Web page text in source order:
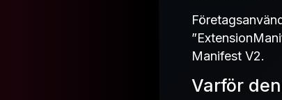
Manifest V2.
Varför